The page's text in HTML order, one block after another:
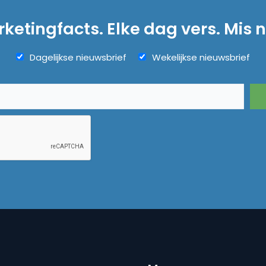
Elke dag vers. Mis
Dagelijkse nieuwsbrief Wekelijkse nieuwsbrief